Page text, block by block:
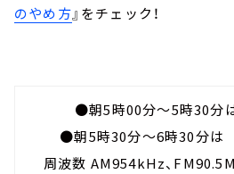
のやめ方』をチェック！
●朝5時00分～5時30
●朝5時30分～6時30分
周波数 AM954kHz、